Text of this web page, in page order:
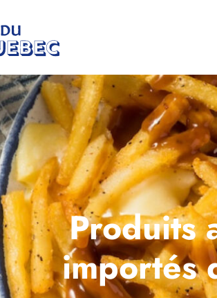
Produits
importés